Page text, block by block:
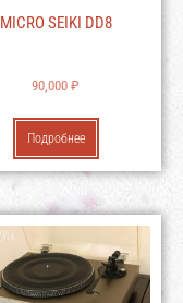
MICRO SEIKI DD8
90,000 ₽
Подробнее